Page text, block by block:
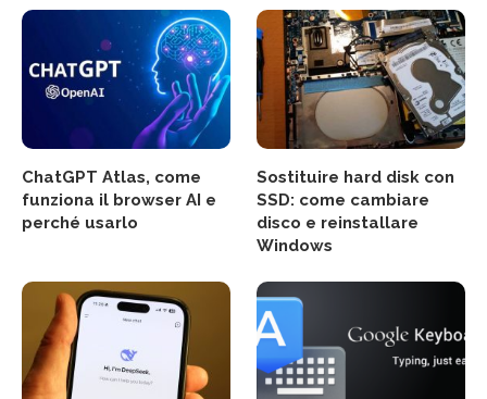
ChatGPT Atlas, come
funziona il browser AI e
perché usarlo
Sostituire hard disk con
SSD: come cambiare
disco e reinstallare
Windows